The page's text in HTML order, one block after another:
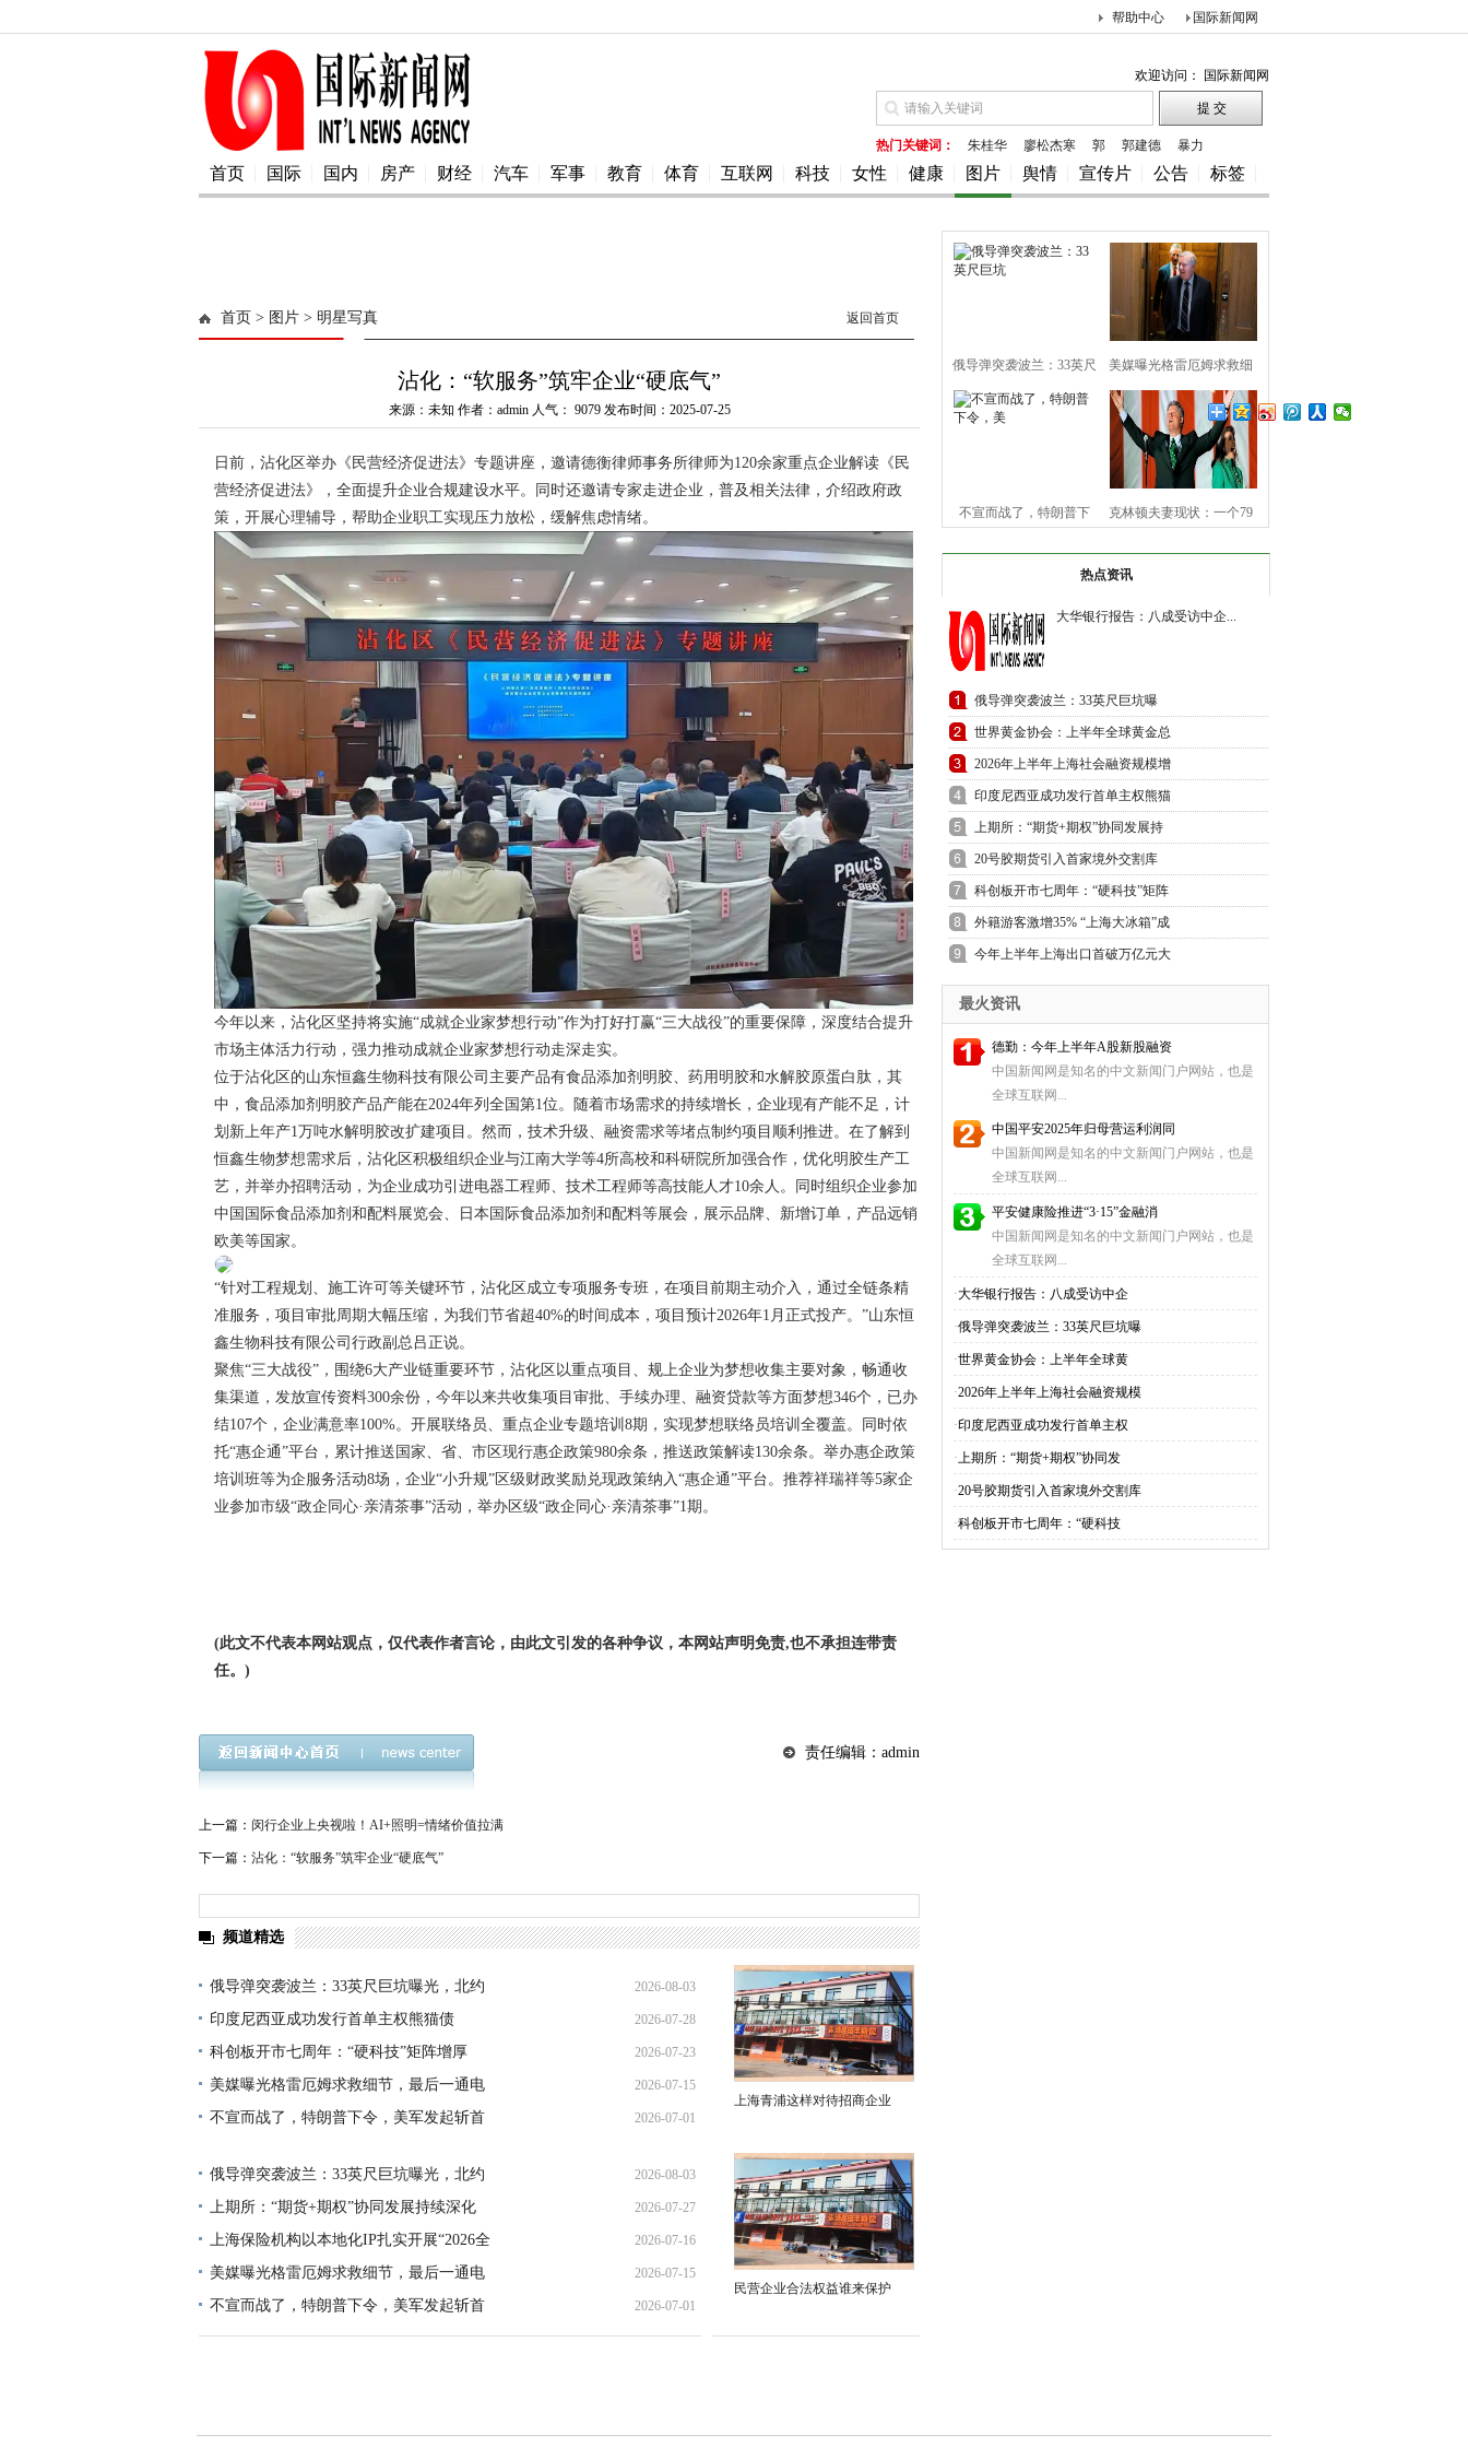
国际新闻网
帮助中心
欢迎访问： 国际新闻网
热门关键词： 朱桂华 廖松杰寒 郭 郭建德 暴力
首页 国际 国内 房产 财经 汽车 军事 教育 体育 互联网 科技 女性 健康 图片 舆情 宣传片 公告 标签
首页 > 图片 > 明星写真 返回首页
沾化：“软服务”筑牢企业“硬底气”
来源：未知 作者：admin 人气： 9079 发布时间：2025-07-25
日前，沾化区举办《民营经济促进法》专题讲座，邀请德衡律师事务所律师为120余家重点企业解读《民
营经济促进法》，全面提升企业合规建设水平。同时还邀请专家走进企业，普及相关法律，介绍政府政
策，开展心理辅导，帮助企业职工实现压力放松，缓解焦虑情绪。
今年以来，沾化区坚持将实施“成就企业家梦想行动”作为打好打赢“三大战役”的重要保障，深度结合提升
市场主体活力行动，强力推动成就企业家梦想行动走深走实。
位于沾化区的山东恒鑫生物科技有限公司主要产品有食品添加剂明胶、药用明胶和水解胶原蛋白肽，其
中，食品添加剂明胶产品产能在2024年列全国第1位。随着市场需求的持续增长，企业现有产能不足，计
划新上年产1万吨水解明胶改扩建项目。然而，技术升级、融资需求等堵点制约项目顺利推进。在了解到
恒鑫生物梦想需求后，沾化区积极组织企业与江南大学等4所高校和科研院所加强合作，优化明胶生产工
艺，并举办招聘活动，为企业成功引进电器工程师、技术工程师等高技能人才10余人。同时组织企业参加
中国国际食品添加剂和配料展览会、日本国际食品添加剂和配料等展会，展示品牌、新增订单，产品远销
欧美等国家。
“针对工程规划、施工许可等关键环节，沾化区成立专项服务专班，在项目前期主动介入，通过全链条精
准服务，项目审批周期大幅压缩，为我们节省超40%的时间成本，项目预计2026年1月正式投产。”山东恒
鑫生物科技有限公司行政副总吕正说。
聚焦“三大战役”，围绕6大产业链重要环节，沾化区以重点项目、规上企业为梦想收集主要对象，畅通收
集渠道，发放宣传资料300余份，今年以来共收集项目审批、手续办理、融资贷款等方面梦想346个，已办
结107个，企业满意率100%。开展联络员、重点企业专题培训8期，实现梦想联络员培训全覆盖。同时依
托“惠企通”平台，累计推送国家、省、市区现行惠企政策980余条，推送政策解读130余条。举办惠企政策
培训班等为企服务活动8场，企业“小升规”区级财政奖励兑现政策纳入“惠企通”平台。推荐祥瑞祥等5家企
业参加市级“政企同心·亲清茶事”活动，举办区级“政企同心·亲清茶事”1期。
(此文不代表本网站观点，仅代表作者言论，由此文引发的各种争议，本网站声明免责,也不承担连带责
任。)
责任编辑：admin
上一篇： 闵行企业上央视啦！AI+照明=情绪价值拉满
下一篇： 沾化：“软服务”筑牢企业“硬底气”
频道精选
俄导弹突袭波兰：33英尺巨坑曝光，北约 2026-08-03
01:45:28
印度尼西亚成功发行首单主权熊猫债 2026-07-28
21:11:10
科创板开市七周年：“硬科技”矩阵增厚 2026-07-23
17:02:44
美媒曝光格雷厄姆求救细节，最后一通电 2026-07-15
12:35:31
不宣而战了，特朗普下令，美军发起斩首 2026-07-01
俄导弹突袭波兰：33英尺巨坑曝光，北约 2026-08-03
01:45:28
上期所：“期货+期权”协同发展持续深化 2026-07-27
13:02:22
上海保险机构以本地化IP扎实开展“2026全 2026-07-16
21:40:30
美媒曝光格雷厄姆求救细节，最后一通电 2026-07-15
12:35:31
不宣而战了，特朗普下令，美军发起斩首 2026-07-01
02:34:54
上海青浦这样对待招商企业
民营企业合法权益谁来保护
俄导弹突袭波兰：33英尺 美媒曝光格雷厄姆求救细
节，
不宣而战了，特朗普下 克林顿夫妻现状：一个79
热点资讯
大华银行报告：八成受访中企...
俄导弹突袭波兰：33英尺巨坑曝
光，北
世界黄金协会：上半年全球黄金总
需
2026年上半年上海社会融资规模增
加
印度尼西亚成功发行首单主权熊猫
债
上期所：“期货+期权”协同发展持
续
20号胶期货引入首家境外交割库
交割
科创板开市七周年：“硬科技”矩阵
外籍游客激增35% “上海大冰箱”成
入
今年上半年上海出口首破万亿元大
关
最火资讯
德勤：今年上半年A股新股融资
中国新闻网是知名的中文新闻门户网站，也是
全球互联网...
中国平安2025年归母营运利润同
中国新闻网是知名的中文新闻门户网站，也是
全球互联网...
平安健康险推进“3·15”金融消
中国新闻网是知名的中文新闻门户网站，也是
全球互联网...
·大华银行报告：八成受访中企
·俄导弹突袭波兰：33英尺巨坑曝
·世界黄金协会：上半年全球黄
·2026年上半年上海社会融资规模
·印度尼西亚成功发行首单主权
·上期所：“期货+期权”协同发
·20号胶期货引入首家境外交割库
·科创板开市七周年：“硬科技